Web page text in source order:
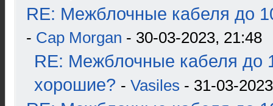
RE: Межблочные кабеля до
- Cap Morgan - 30-03-2023, 21:48
RE: Межблочные кабеля до
хорошие? - Vasiles - 31-03-